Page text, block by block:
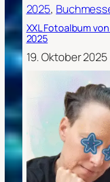
2025,
XXL Fotoalbum
2025
19. Oktober 2025